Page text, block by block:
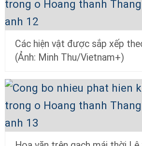
Các hiện vật được sắp xếp
(Ảnh: Minh Thu/Vietnam+)